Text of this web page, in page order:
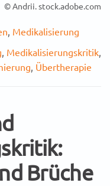
© Andrii. stock.adobe.com
, Medikalisierung
, Medikalisierungskritik,
, Übertherapie
Brüche